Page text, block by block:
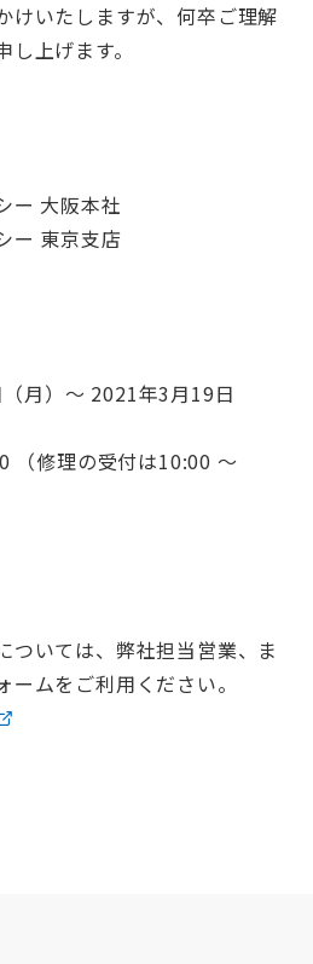
けいたしますが、何卒ご理解
上げます。
ー 大阪本社
ー 東京支店
）〜 2021年3月19日
修理の受付は10:00 〜
ついては、弊社担当営業、ま
ムをご利用ください。